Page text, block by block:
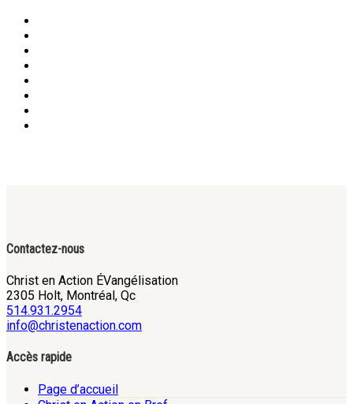
Contactez-nous
Christ en Action ÉVangélisation
2305 Holt, Montréal, Qc
514.931.2954
info@christenaction.com
Accès rapide
Page d’accueil